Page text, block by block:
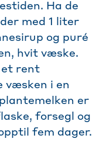
Ha de
med 1 liter
og puré
hvit væske.
et rent
væsken i en
er
forsegl og
fem dager.